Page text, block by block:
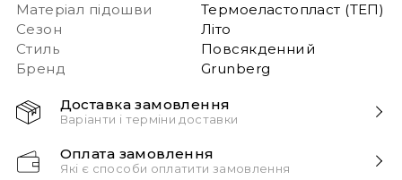
Матеріал підошви
Термоеластопласт (ТЕП)
Сезон
Літо
Стиль
Повсякденний
Бренд
Grunberg
Доставка замовлення
Варіанти і терміни доставки
моменту замовлення!
Оплата замовлення
Які є способи оплатити замовлення